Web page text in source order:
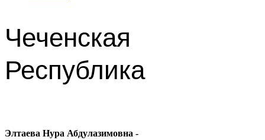
Чеченская
Республика
Элтаева Нура Абдулазимовна -